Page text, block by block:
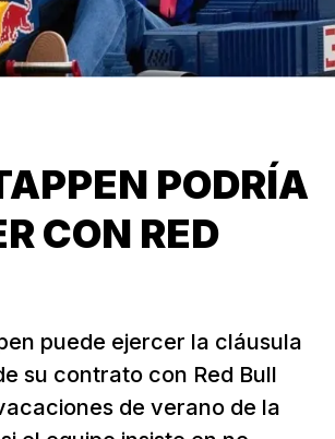
PODRÍA
CON RED
puede ejercer la cláusula
su contrato con Red Bull
de verano de la